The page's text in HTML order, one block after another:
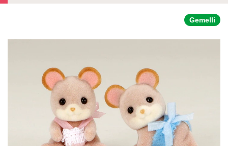
Gemelli